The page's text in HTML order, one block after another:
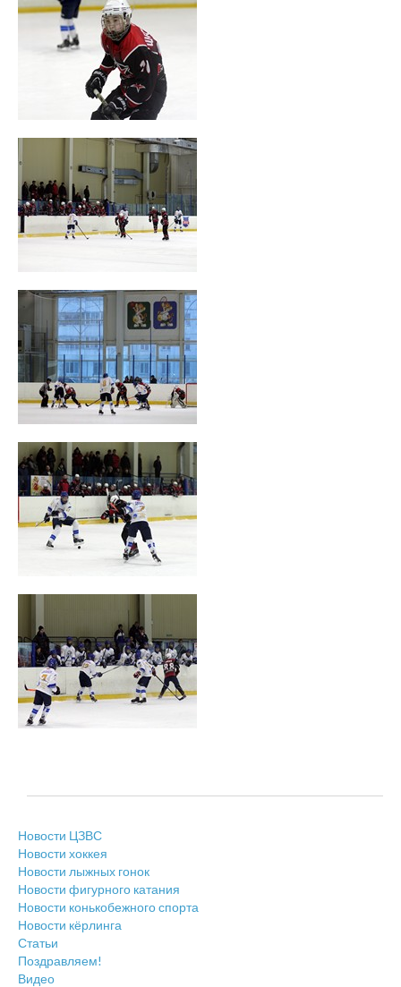
Новости ЦЗВС
Новости хоккея
Новости лыжных гонок
Новости фигурного катания
Новости конькобежного спорта
Новости кёрлинга
Статьи
Поздравляем!
Видео